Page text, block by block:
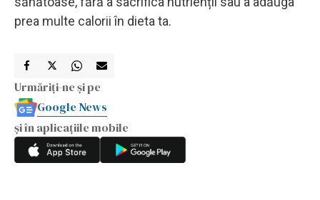
prea multe calorii în dieta ta.
Urmăriți-ne și pe
Google News
și în aplicațiile mobile